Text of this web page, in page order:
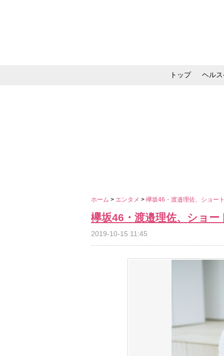
トップ ヘル
ホーム > エンタメ > 欅坂46・渡邉理佐、ショー
欅坂46・渡邉理佐、ショ
2019-10-15 11:45